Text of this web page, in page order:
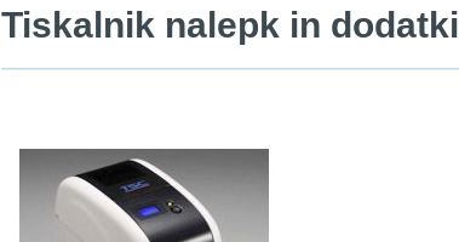
Tiskalnik nalepk in dodatki